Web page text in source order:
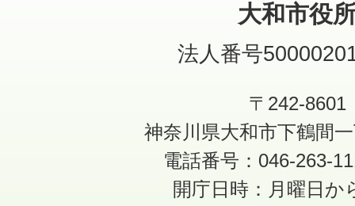
大和市役
法人番号
〒242-8601
神奈川県大和市下鶴間
電話番号：046-263-
開庁日時：月曜日か